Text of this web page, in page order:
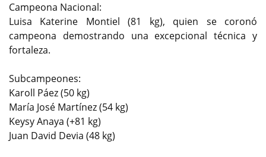
Campeona Nacional:
Luisa Katerine Montiel (81 kg), quien se coronó
campeona demostrando una excepcional técnica y
fortaleza.
Subcampeones:
Karoll Páez (50 kg)
María José Martínez (54 kg)
Keysy Anaya (+81 kg)
Juan David Devia (48 kg)